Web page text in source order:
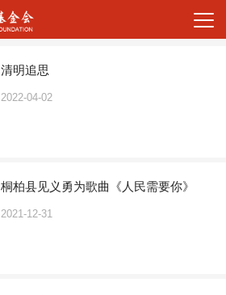
清明追思
2022-04-02
桐柏县见义勇为歌曲《人民需要你》
2021-12-31